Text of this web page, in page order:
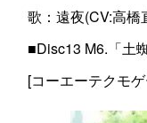
歌：遠夜(CV:高橋
■Disc13 M6.「土
[コーエーテクモ